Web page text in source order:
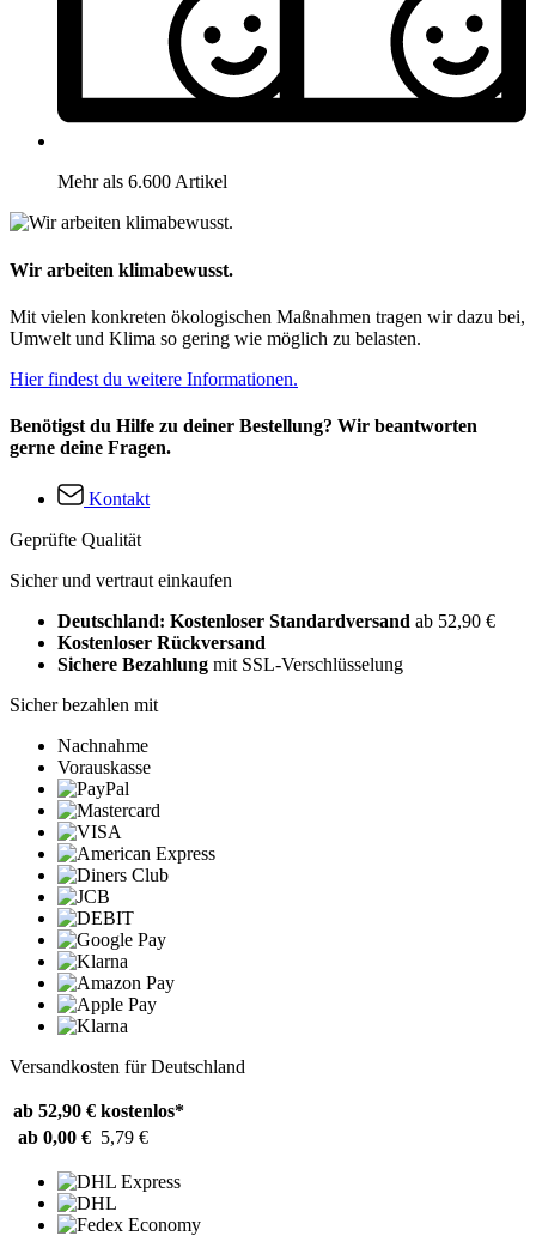
Mehr als 6.600 Artikel
Wir arbeiten klimabewusst.
Mit vielen konkreten ökologischen Maßnahmen tragen wir dazu bei,
Umwelt und Klima so gering wie möglich zu belasten.
Hier findest du weitere Informationen.
Benötigst du Hilfe zu deiner Bestellung? Wir beantworten
gerne deine Fragen.
Kontakt
Geprüfte Qualität
Sicher und vertraut einkaufen
Deutschland: Kostenloser Standardversand ab 52,90 €
Kostenloser Rückversand
Sichere Bezahlung mit SSL-Verschlüsselung
Sicher bezahlen mit
Nachnahme
Vorauskasse
Versandkosten für Deutschland
ab 52,90 € kostenlos*
ab 0,00 € 5,79 €